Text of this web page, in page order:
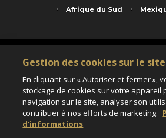
Afrique du Sud
Service animé par Nautil Voyages - 22 rue
au capital de 155 696 euros - RCS Paris B 423
Matricule Atout France IM075100020 - Garantie
Assurance responsabilité civile et
Gestion des cookies sur le
En cliquant sur « Autoriser et fermer »,
stockage de cookies sur votre appareil
navigation sur le site, analyser son
contribuer à nos efforts de marketing.
d'informations